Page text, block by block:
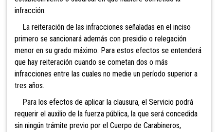
infracción.
La reiteración de las infracciones señaladas en el inciso
primero se sancionará además con presidio o relegación
menor en su grado máximo. Para estos efectos se entenderá
que hay reiteración cuando se cometan dos o más
infracciones entre las cuales no medie un período superior a
tres años.
Para los efectos de aplicar la clausura, el Servicio podrá
requerir el auxilio de la fuerza pública, la que será concedida
sin ningún trámite previo por el Cuerpo de Carabineros,